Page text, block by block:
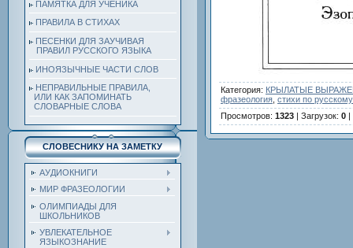
ПАМЯТКА ДЛЯ УЧЕНИКА
ПРАВИЛА В СТИХАХ
ПЕСЕНКИ ДЛЯ ЗАУЧИВАЯ
ПРАВИЛ РУССКОГО ЯЗЫКА
ИНОЯЗЫЧНЫЕ ЧАСТИ СЛОВ
НЕПРАВИЛЬНЫЕ ПРАВИЛА,
ИЛИ КАК ЗАПОМИНАТЬ
СЛОВАРНЫЕ СЛОВА
СЛОВЕСНИКУ НА ЗАМЕТКУ
АУДИОКНИГИ
МИР ФРАЗЕОЛОГИИ
ОЛИМПИАДЫ ДЛЯ
ШКОЛЬНИКОВ
УВЛЕКАТЕЛЬНОЕ
ЯЗЫКОЗНАНИЕ
Категория: КРЫЛАТЫЕ
фразеология стихи по
Просмотров: 1323 | Загрузок: 0 |